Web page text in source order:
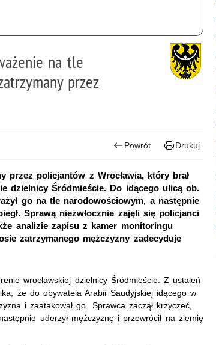
na tle
przez
Powrót Drukuj
przez policjantów z Wrocławia, który brał
dzielnicy Śródmieście. Do idącego ulicą ob.
go na tle narodowościowym, a następnie
Sprawą niezwłocznie zajęli się policjanci
analizie zapisu z kamer monitoringu
zatrzymanego mężczyzny zadecyduje
wrocławskiej dzielnicy Śródmieście. Z ustaleń
że do obywatela Arabii Saudyjskiej idącego w
i zaatakował go. Sprawca zaczął krzyczeć,
uderzył mężczyznę i przewrócił na ziemię